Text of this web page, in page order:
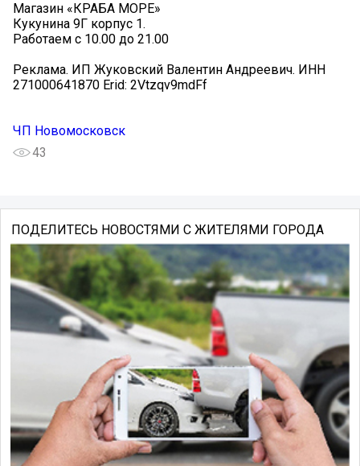
Магазин «КРАБА МОРЕ»
Кукунина 9Г корпус 1.
Работаем с 10.00 до 21.00
Реклама. ИП Жуковский Валентин Андреевич. ИНН
271000641870 Erid: 2Vtzqv9mdFf
ЧП Новомосковск
43
ПОДЕЛИТЕСЬ НОВОСТЯМИ С ЖИТЕЛЯМИ ГОРОДА